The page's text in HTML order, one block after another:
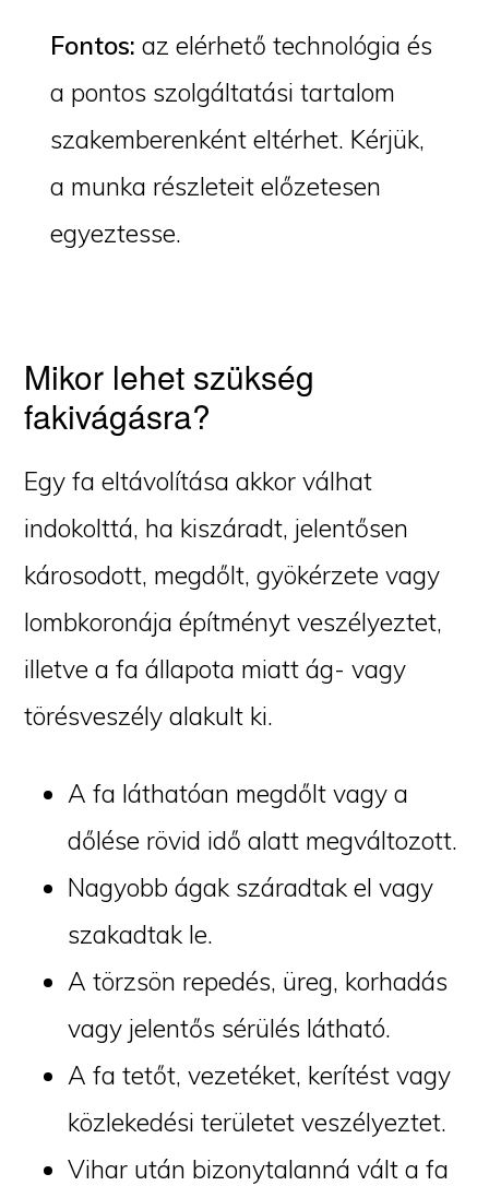
Fontos: az elérhető technológia és
a pontos szolgáltatási tartalom
szakemberenként eltérhet. Kérjük,
a munka részleteit előzetesen
egyeztesse.
Mikor lehet szükség
fakivágásra?
Egy fa eltávolítása akkor válhat
indokolttá, ha kiszáradt, jelentősen
károsodott, megdőlt, gyökérzete vagy
lombkoronája építményt veszélyeztet,
illetve a fa állapota miatt ág- vagy
törésveszély alakult ki.
A fa láthatóan megdőlt vagy a
dőlése rövid idő alatt megváltozott.
Nagyobb ágak száradtak el vagy
szakadtak le.
A törzsön repedés, üreg, korhadás
vagy jelentős sérülés látható.
A fa tetőt, vezetéket, kerítést vagy
közlekedési területet veszélyeztet.
Vihar után bizonytalanná vált a fa